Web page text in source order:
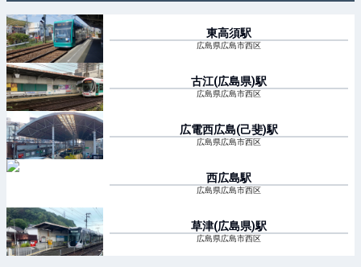
東高須駅
広島県広島市西区
古江(広島県)駅
広島県広島市西区
広電西広島(己斐)駅
広島県広島市西区
西広島駅
広島県広島市西区
草津(広島県)駅
広島県広島市西区